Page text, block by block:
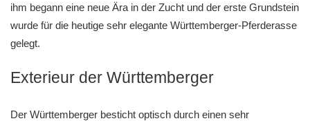
ihm begann eine neue Ära in der Zucht und der erste Grundstein
wurde für die heutige sehr elegante Württemberger-Pferderasse
gelegt.
Exterieur der Württemberger
Der Württemberger besticht optisch durch einen sehr